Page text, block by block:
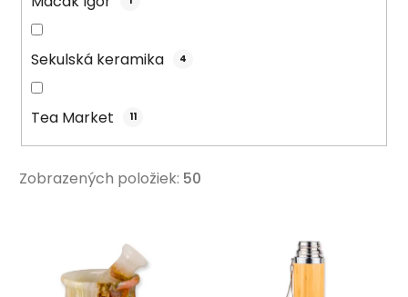
Sekulská keramika 4
Tea Market 11
Zobrazených položiek: 50